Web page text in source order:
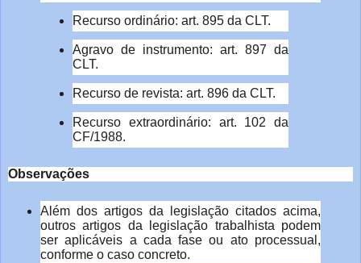
Recurso ordinário: art. 895 da CLT.
Agravo de instrumento: art. 897 da
CLT.
Recurso de revista: art. 896 da CLT.
Recurso extraordinário: art. 102 da
CF/1988.
Observações
Além dos artigos da legislação citados acima,
outros artigos da legislação trabalhista podem
ser aplicáveis a cada fase ou ato processual,
conforme o caso concreto.